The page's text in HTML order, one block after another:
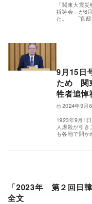
「関東大震
祈祷会」が8
た。 「官邸
9月15日
ため 関
牲者追悼
2024年9月
1923年9月1
人虐殺が引
も各地で開
「2023年 第２回日
全文